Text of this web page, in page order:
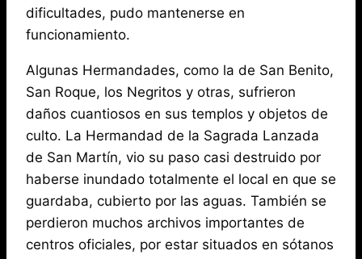
dificultades, pudo mantenerse en
funcionamiento.
Algunas Hermandades, como la de San Benito,
San Roque, los Negritos y otras, sufrieron
daños cuantiosos en sus templos y objetos de
culto. La Hermandad de la Sagrada Lanzada
de San Martín, vio su paso casi destruido por
haberse inundado totalmente el local en que se
guardaba, cubierto por las aguas. También se
perdieron muchos archivos importantes de
centros oficiales, por estar situados en sótanos